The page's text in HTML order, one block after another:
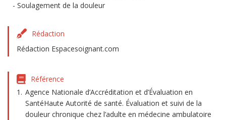
Soulagement de la douleur
Rédaction
Rédaction Espacesoignant.com
Référence
Agence Nationale d’Accréditation et d’Évaluation en
SantéHaute Autorité de santé. Évaluation et suivi de la
douleur chronique chez l’adulte en médecine ambulatoire